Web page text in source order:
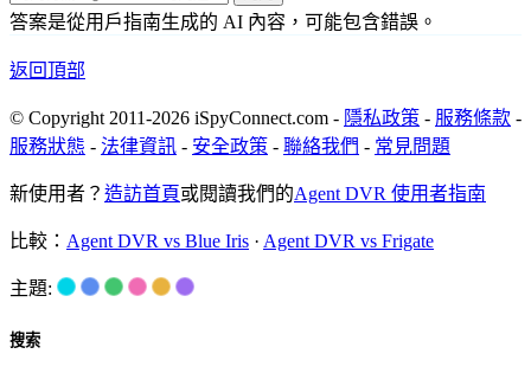
答案是從用戶指南生成的 AI 內容，可能包含錯誤。
返回頂部
© Copyright 2011-2026 iSpyConnect.com - 隱私政策 - 服務條款 -
服務狀態 - 法律資訊 - 安全政策 - 聯絡我們 - 常見問題
新使用者？ 造訪首頁或閱讀我們的Agent DVR 使用者指南
比較： Agent DVR vs Blue Iris · Agent DVR vs Frigate
主題:
搜索